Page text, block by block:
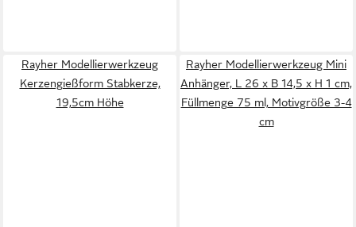
Rayher Modellierwerkzeug
Kerzengießform Stabkerze,
19,5cm Höhe
Rayher Modellierwerkzeug Mini
Anhänger, L 26 x B 14,5 x H 1 cm,
Füllmenge 75 ml, Motivgröße 3-4
cm